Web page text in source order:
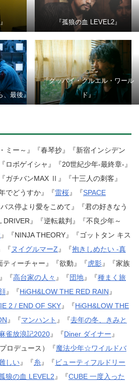
『孤狼の血 LEVEL2』
、最後』
『グッバイ・クルエル・ワール
ド』
ミー～』『春琴抄』『新宿インシデン
ロボゲイシャ』『20世紀少年-最終章-』
ガチバンMAX Ⅱ』『十三人の刺客』
でどうすか』『雷桜』『SPACE
バス停より愛をこめて』『君の好きなう
DRIVER』『逆転裁判』『不良少年～
』『NINJA THEORY』『ゴットタン キス
『ヌイグルマーZ 』『抱きしめたい -真
ティーチャー』『欲動』『虎影』『家族
』『高台家の人々 』『団地』『種まく旅
』『HiGH&LOW THE RED RAIN 』
2 / END OF SKY』『HiGH&LOW THE
』『マンハント 』『去年の冬、きみと
雀放浪記2020』『Diner ダイナー 』
ロデュース）『魔法少年☆ワイルドバ
しい』『糸 』『ビューティフルドリー
狼の血 LEVEL2 』『CUBE 一度入った